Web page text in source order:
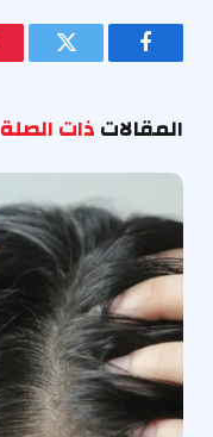
فيسبوك تويتر
المقالاتذات الصلة